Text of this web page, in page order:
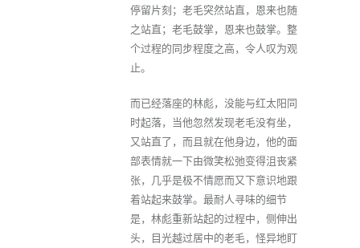
停留片刻；老毛突然站直，恩来也随
之站直；老毛鼓掌，恩来也鼓掌。整
个过程的同步程度之高，令人叹为观
止。
而已经落座的林彪，没能与红太阳同
时起落，当他忽然发现老毛没有坐，
又站直了，而且就在他身边，他的面
部表情就一下由微笑松弛变得沮丧紧
张，几乎是极不情愿而又下意识地跟
着站起来鼓掌。最耐人寻味的细节
是，林彪重新站起的过程中，侧伸出
头，目光越过居中的老毛，怪异地盯